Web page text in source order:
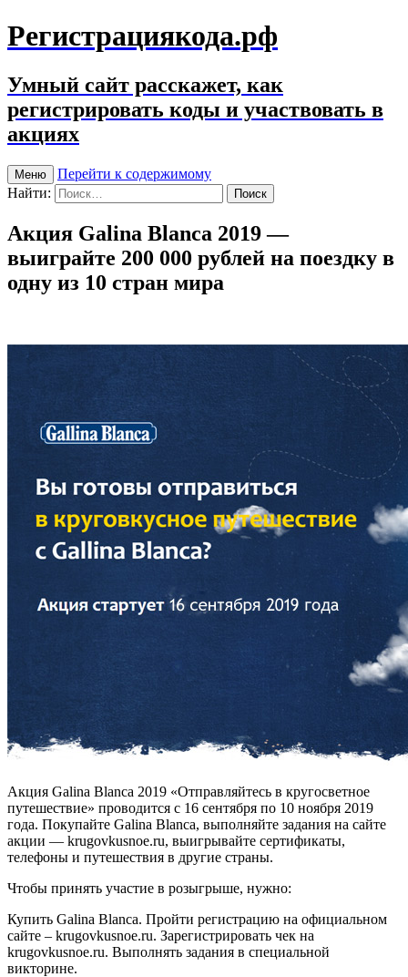
Регистрациякода.рф
Умный сайт расскажет, как
регистрировать коды и участвовать в
акциях
Меню
Перейти к содержимому
Найти:
Акция Galina Blanca 2019 —
выиграйте 200 000 рублей на поездку в
одну из 10 стран мира
Акция Galina Blanca 2019 «Отправляйтесь в кругосветное
путешествие» проводится с 16 сентября по 10 ноября 2019
года. Покупайте Galina Blanca, выполняйте задания на сайте
акции — krugovkusnoe.ru, выигрывайте сертификаты,
телефоны и путешествия в другие страны.
Чтобы принять участие в розыгрыше, нужно:
Купить Galina Blanca. Пройти регистрацию на официальном
сайте – krugovkusnoe.ru. Зарегистрировать чек на
krugovkusnoe.ru. Выполнять задания в специальной
викторине.